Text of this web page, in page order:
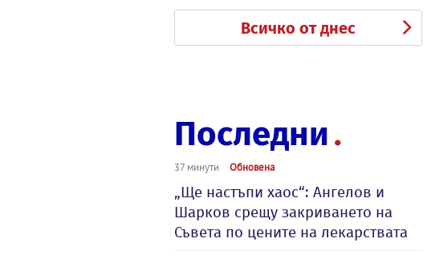
Всичко от днес
Последни
37 минути Обновена
„Ще настъпи хаос“: Ангелов и
Шарков срещу закриването на
Съвета по цените на лекарствата